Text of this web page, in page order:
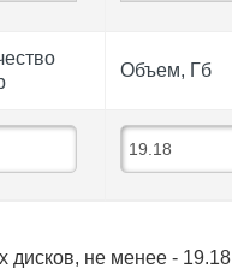
Объем, Гб
дисков, не менее - 19.18